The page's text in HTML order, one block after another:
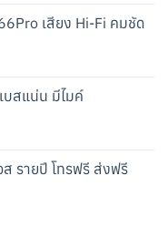
เสียง Hi-Fi คมชัด
บสแน่น มีไมค์
ส รายปี โทรฟรี ส่งฟรี